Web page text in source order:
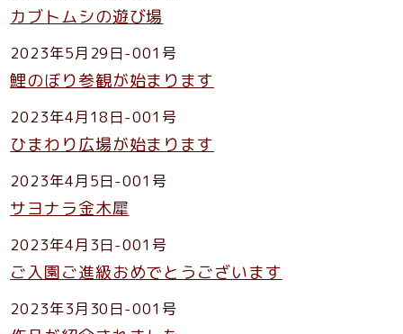
カブトムシの遊び場
2023年5月29日-001号
鯉のぼり参観が始まります
2023年4月18日-001号
ひまわり広場が始まります
2023年4月5日-001号
サヨナラ金木犀
2023年4月3日-001号
ご入園ご進級おめでとうございます
2023年3月30日-001号